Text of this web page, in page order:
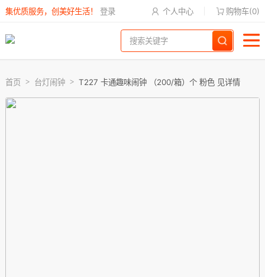
集优质服务，创美好生活！ 登录 个人中心 购物车(0)
首页 台灯闹钟 T227 卡通趣味闹钟 （200/箱）个 粉色 见详情